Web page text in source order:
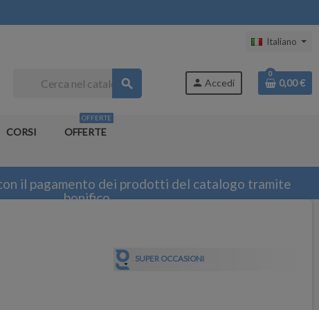
Italiano
search person Accedi
0
0,00 €
CORSI OFFERTE
OFFERTE
il pagamento dei prodotti del catalogo tramite
bonifico
SUPER OCCASIONI